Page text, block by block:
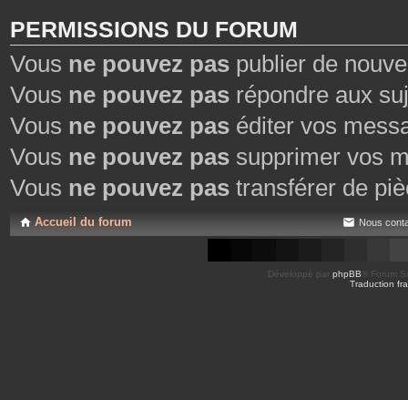
PERMISSIONS DU FORUM
Vous ne pouvez pas publier de
Vous ne pouvez pas répondre aux
Vous ne pouvez pas éditer vos
Vous ne pouvez pas supprimer vos
Vous ne pouvez pas transférer de
Accueil du forum Nous
Développé par phpBB ® Forum
Traduction